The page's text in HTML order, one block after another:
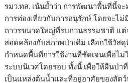
รมว.ทส. เน้นย้ำว่า การพัฒนาพื้นที่นี้จะ
การท่องเที่ยวกับการอนุรักษ์ โดยจะไม่
ถาวรขนาดใหญ่ที่รบกวนธรรมชาติ แ
สอดคล้องกับสภาพป่าเดิม เลือกใช้วัส
กำหนดพื้นที่การใช้งานที่ชัดเจนเพื่อไม่
ระบบนิเวศโดยรอบ ทั้งนี้ เพื่อให้ผืนป่
เป็นแหล่งต้นน้ำและที่อยู่อาศัยของสัต